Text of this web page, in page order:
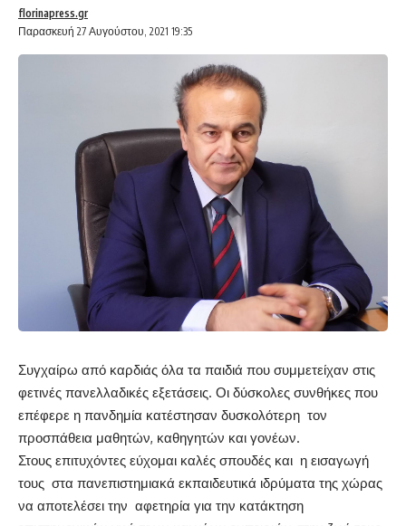
Παρασκευή 27 Αυγούστου, 2021 19:35
florinapress.gr
Συγχαίρω από καρδιάς όλα τα παιδιά που συμμετείχαν στις
φετινές πανελλαδικές εξετάσεις. Οι δύσκολες συνθήκες που
επέφερε η πανδημία κατέστησαν δυσκολότερη τον
προσπάθεια μαθητών, καθηγητών και γονέων.
Στους επιτυχόντες εύχομαι καλές σπουδές και η εισαγωγή
τους στα πανεπιστημιακά εκπαιδευτικά ιδρύματα της χώρας
να αποτελέσει την αφετηρία για την κατάκτηση